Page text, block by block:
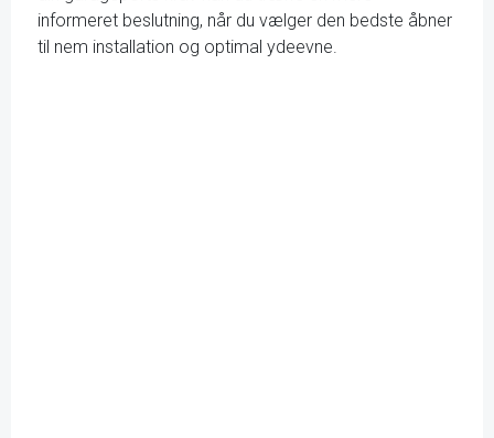
informeret beslutning, når du vælger den bedste åbner
til nem installation og optimal ydeevne.